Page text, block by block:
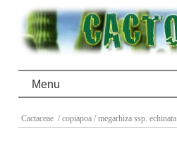
Menu
Cactaceae / copiapoa / megarhiza ssp. echinata